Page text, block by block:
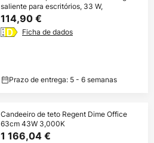
saliente para escritórios, 33 W,
114,90 €
Ficha de dados
Prazo de entrega: 5 - 6 semanas
Candeeiro de teto Regent Dime Office
63cm 43W 3,000K
1 166,04 €